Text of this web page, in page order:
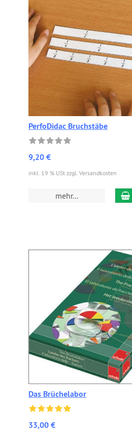
PerfoDidac Bruchstäbe
9,20 €
inkl. 19 % USt zzgl. Versandkosten
mehr...
Das Brüchelabor
33,00 €